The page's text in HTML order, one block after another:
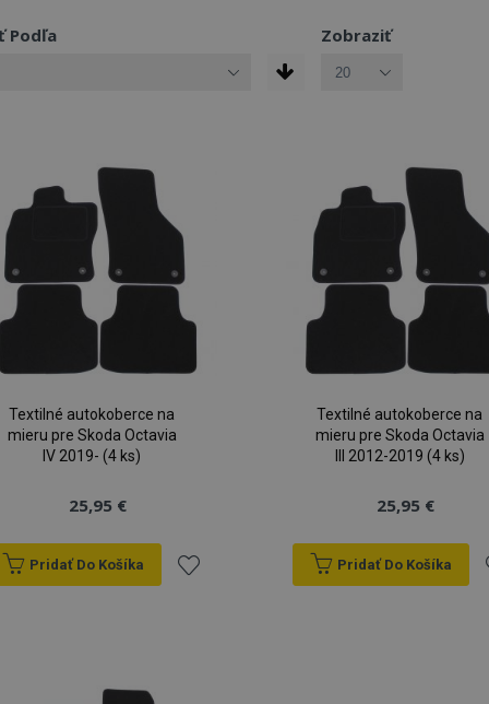
Podľa Zobraziť
Textilné autokoberce na
mieru pre Skoda Octavia
IV 2019- (4 ks)
25,95 €
Pridať Do Košíka
Textilné autokoberce na
mieru pre Skoda Octavia
III 2012-2019 (4 ks)
25,95 €
Pridať Do Košíka